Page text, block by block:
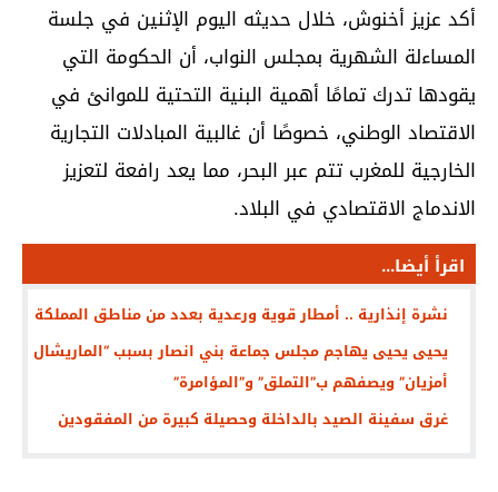
أكد عزيز أخنوش، خلال حديثه اليوم الإثنين في جلسة
المساءلة الشهرية بمجلس النواب، أن الحكومة التي
يقودها تدرك تمامًا أهمية البنية التحتية للموانئ في
الاقتصاد الوطني، خصوصًا أن غالبية المبادلات التجارية
الخارجية للمغرب تتم عبر البحر، مما يعد رافعة لتعزيز
الاندماج الاقتصادي في البلاد.
اقرأ أيضا...
نشرة إنذارية .. أمطار قوية ورعدية بعدد من مناطق المملكة
يحيى يحيى يهاجم مجلس جماعة بني انصار بسبب “الماريشال
أمزيان” ويصفهم ب”التملق” و”المؤامرة”
غرق سفينة الصيد بالداخلة وحصيلة كبيرة من المفقودين